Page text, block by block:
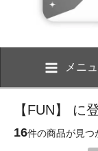
メニ
【FUN】 に
16件の商品が見つ